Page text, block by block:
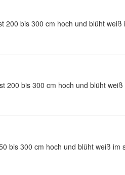
bis 300 cm hoch und blüht
200 bis 300 cm hoch und blüht
bis 300 cm hoch und blüht weiß